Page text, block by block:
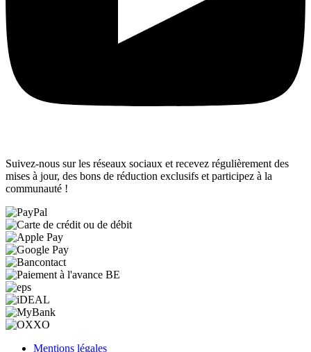
Suivez-nous sur les réseaux sociaux et recevez régulièrement des
mises à jour, des bons de réduction exclusifs et participez à la
communauté !
Mentions légales